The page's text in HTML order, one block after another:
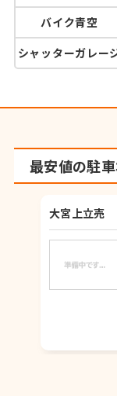
バイク青空
シャッターガレー
最安値の駐車
大宮上立売